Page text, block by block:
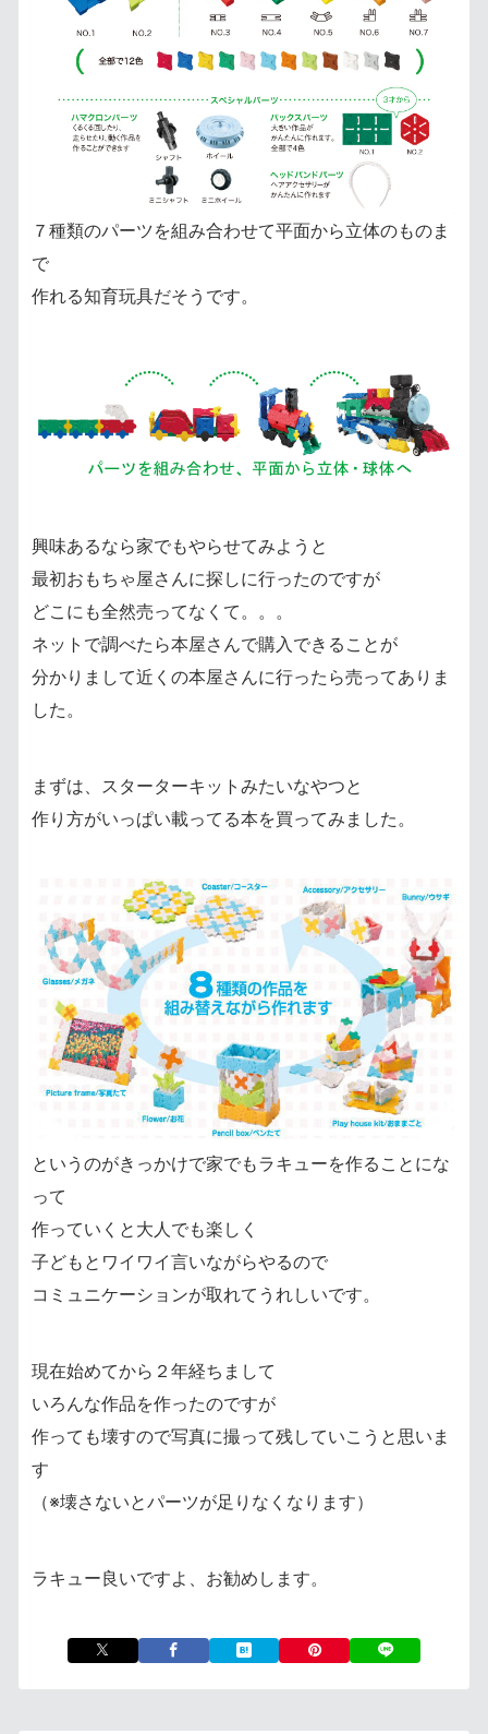
７種類のパーツを組み合わせて平面から立体のものま
で
作れる知育玩具だそうです。
興味あるなら家でもやらせてみようと
最初おもちゃ屋さんに探しに行ったのですが
どこにも全然売ってなくて。。。
ネットで調べたら本屋さんで購入できることが
分かりまして近くの本屋さんに行ったら売ってありま
した。
まずは、スターターキットみたいなやつと
作り方がいっぱい載ってる本を買ってみました。
というのがきっかけで家でもラキューを作ることにな
って
作っていくと大人でも楽しく
子どもとワイワイ言いながらやるので
コミュニケーションが取れてうれしいです。
現在始めてから２年経ちまして
いろんな作品を作ったのですが
作っても壊すので写真に撮って残していこうと思いま
す
（※壊さないとパーツが足りなくなります）
ラキュー良いですよ、お勧めします。